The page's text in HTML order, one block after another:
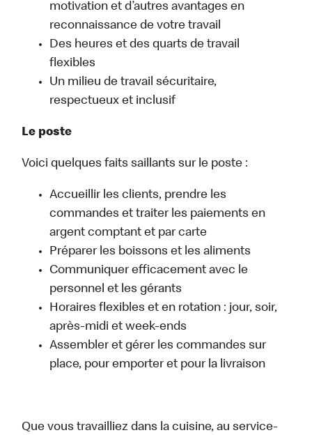
motivation et d’autres avantages en
reconnaissance de votre travail
Des heures et des quarts de travail
flexibles
Un milieu de travail sécuritaire,
respectueux et inclusif
Le poste
Voici quelques faits saillants sur le poste :
Accueillir les clients, prendre les
commandes et traiter les paiements en
argent comptant et par carte
Préparer les boissons et les aliments
Communiquer efficacement avec le
personnel et les gérants
Horaires flexibles et en rotation : jour, soir,
après-midi et week-ends
Assembler et gérer les commandes sur
place, pour emporter et pour la livraison
Que vous travailliez dans la cuisine, au service-